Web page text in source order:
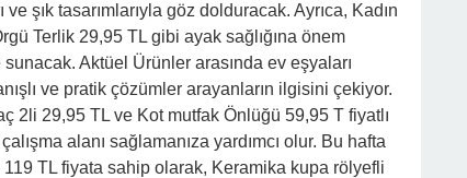
şık tasarımlarıyla göz dolduracak. Ayrıca, Kadın
Terlik 29,95 TL gibi ayak sağlığına önem
Aktüel Ürünler arasında ev eşyaları
ve pratik çözümler arayanların ilgisini çekiyor.
2li 29,95 TL ve Kot mutfak Önlüğü 59,95 T fiyatlı
alanı sağlamanıza yardımcı olur. Bu hafta
TL fiyata sahip olarak, Keramika kupa rölyefli